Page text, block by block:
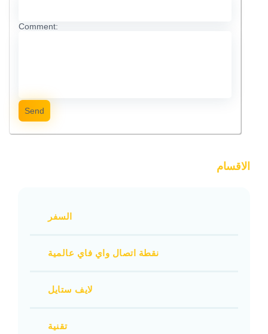
Comment:
Send
الاقسام
السفر
نقطة اتصال واي فاي عالمية
لايف ستايل
تقنية